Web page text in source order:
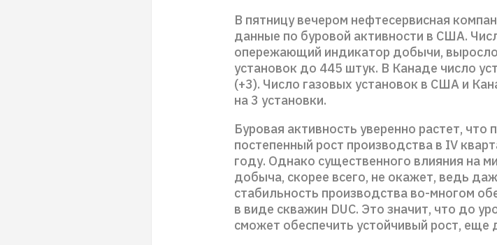
В пятницу вечером нефтесервисная
данные по буровой активности в США.
опережающий индикатор добычи,
установок до 445 штук. В Канаде число
(+3). Число газовых установок в США и
на 3 установки.
Буровая активность уверенно растет, что
постепенный рост производства в IV
году. Однако существенного влияния на
добыча, скорее всего, не окажет, ведь
стабильность производства во-многом
в виде скважин DUC. Это значит, что до
сможет обеспечить устойчивый рост, еще